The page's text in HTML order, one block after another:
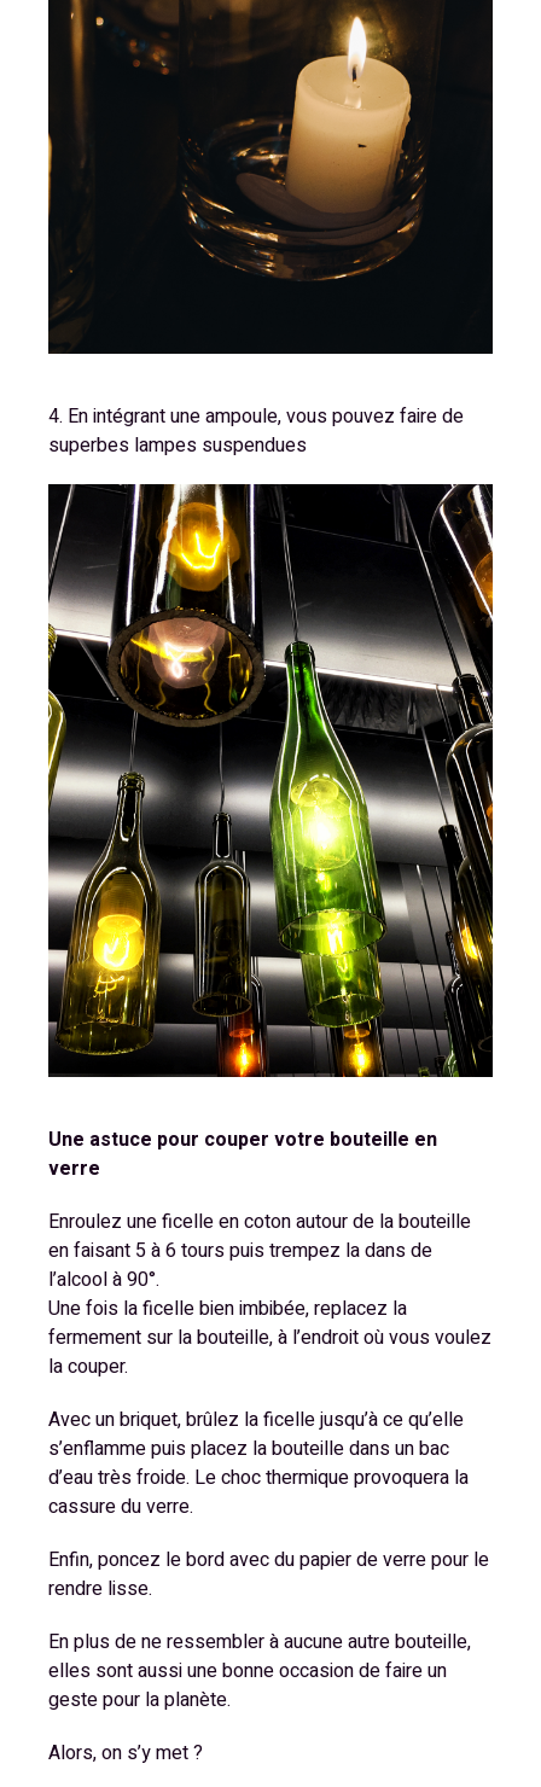
4. En intégrant une ampoule, vous pouvez faire de
superbes lampes suspendues
Une astuce pour couper votre bouteille en
verre
Enroulez une ficelle en coton autour de la bouteille
en faisant 5 à 6 tours puis trempez la dans de
l’alcool à 90°.
Une fois la ficelle bien imbibée, replacez la
fermement sur la bouteille, à l’endroit où vous voulez
la couper.
Avec un briquet, brûlez la ficelle jusqu’à ce qu’elle
s’enflamme puis placez la bouteille dans un bac
d’eau très froide. Le choc thermique provoquera la
cassure du verre.
Enfin, poncez le bord avec du papier de verre pour le
rendre lisse.
En plus de ne ressembler à aucune autre bouteille,
elles sont aussi une bonne occasion de faire un
geste pour la planète.
Alors, on s’y met ?